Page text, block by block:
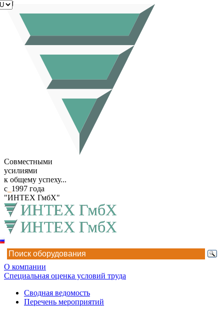
Совместными
усилиями
к общему успеху...
с 1997 года
"ИНТЕХ ГмбХ"
RU
О компании
Специальная оценка условий труда
Сводная ведомость
Перечень мероприятий